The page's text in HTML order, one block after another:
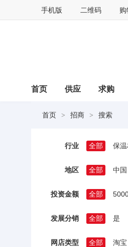
手机版 二维码
首页 供应 求购
首页 > 招商 > 搜索
行业 全部 保
地区 全部 中国
投资金额 全部
发展分销 全部 是
网店类型 全部 淘宝